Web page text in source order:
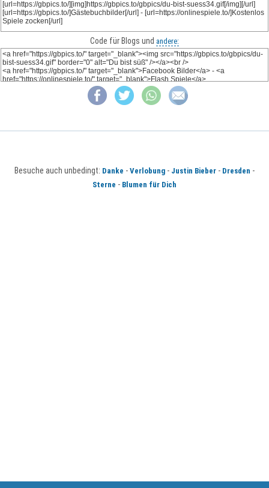
Code für Blogs und andere:
Besuche auch unbedingt: Danke - Verlobung - Justin Bieber - Dresden -
Sterne - Blumen für Dich